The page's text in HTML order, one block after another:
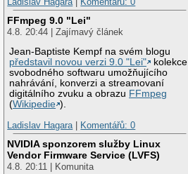
FFmpeg 9.0 "Lei"
4.8. 20:44 | Zajímavý článek
Jean-Baptiste Kempf na svém blogu
představil novou verzi 9.0 "Lei"
kolekce
svobodného softwaru umožňujícího
nahrávání, konverzi a streamovaní
digitálního zvuku a obrazu FFmpeg
(Wikipedie ).
Ladislav Hagara| Komentářů: 0
NVIDIA sponzorem služby Linux
Vendor Firmware Service (LVFS)
4.8. 20:11 | Komunita